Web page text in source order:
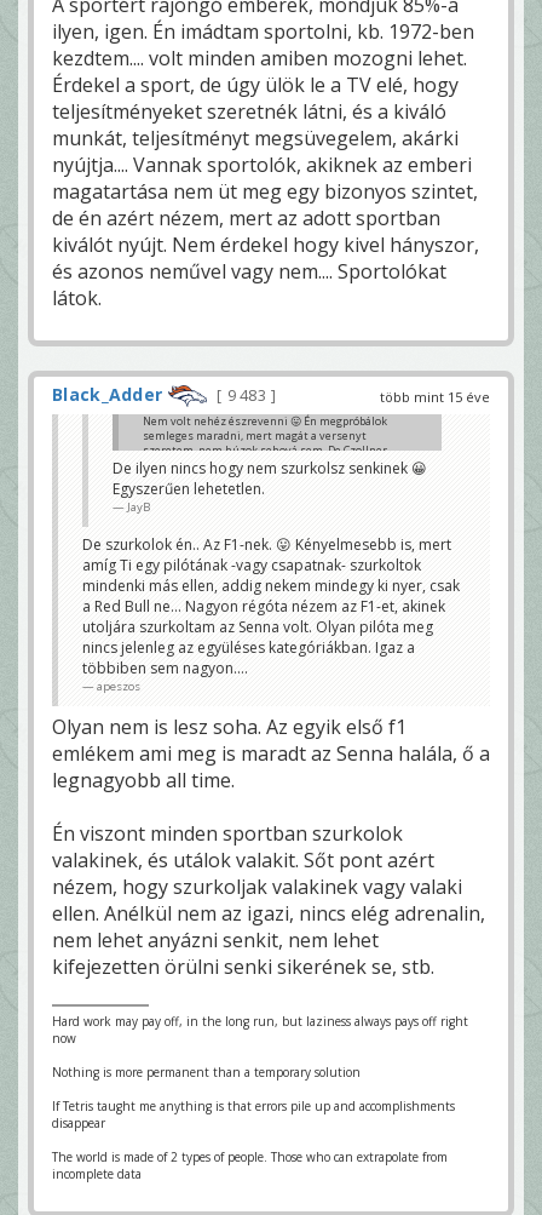
ilyen, igen. Én imádtam sportolni, kb. 1972-ben
kezdtem.... volt minden amiben mozogni lehet.
Érdekel a sport, de úgy ülök le a TV elé, hogy
teljesítményeket szeretnék látni, és a kiváló
munkát, teljesítményt megsüvegelem, akárki
nyújtja.... Vannak sportolók, akiknek az emberi
magatartása nem üt meg egy bizonyos szintet,
de én azért nézem, mert az adott sportban
kiválót nyújt. Nem érdekel hogy kivel hányszor,
és azonos neművel vagy nem.... Sportolókat
látok.
több mint 15 éve
Black_Adder 9 483
Nem volt nehéz észrevenni 😛 Én megpróbálok
semleges maradni, mert magát a versenyt
szeretem, nem húzok sehová sem. De Czollner
kihozza belőlem az állatot, pedig amúgy elég
türelmes természetű vagyok, nem nagyon szeretek
bántani senkit. De a Red Bull szóvivő túl ment a
határon. Aljasság, mert nem Vettel tehet erről, de
apeszos
De ilyen nincs hogy nem szurkolsz senkinek 😀
Egyszerűen lehetetlen.
JayB
De szurkolok én.. Az F1-nek. 😛 Kényelmesebb is, mert
amíg Ti egy pilótának -vagy csapatnak- szurkoltok
mindenki más ellen, addig nekem mindegy ki nyer, csak
a Red Bull ne... Nagyon régóta nézem az F1-et, akinek
utoljára szurkoltam az Senna volt. Olyan pilóta meg
nincs jelenleg az együléses kategóriákban. Igaz a
többiben sem nagyon....
apeszos
Olyan nem is lesz soha. Az egyik első f1
emlékem ami meg is maradt az Senna halála, ő a
legnagyobb all time.
Én viszont minden sportban szurkolok
valakinek, és utálok valakit. Sőt pont azért
nézem, hogy szurkoljak valakinek vagy valaki
ellen. Anélkül nem az igazi, nincs elég adrenalin,
nem lehet anyázni senkit, nem lehet
kifejezetten örülni senki sikerének se, stb.
Hard work may pay off, in the long run, but laziness always pays off right
now
Nothing is more permanent than a temporary solution
If Tetris taught me anything is that errors pile up and accomplishments
disappear
The world is made of 2 types of people. Those who can extrapolate from
incomplete data